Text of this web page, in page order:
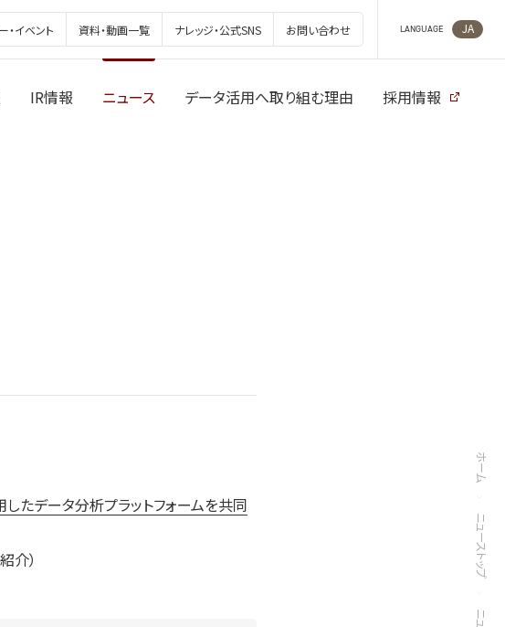
・イベント 資料・動画一覧 ナレッジ・公式SNS お問い合わせ LANGUAGE JA
IR情報 ニュース データ活用へ取り組む理由 採用情報
ホーム
ニューストップ
たデータ分析プラットフォームを共同
介）